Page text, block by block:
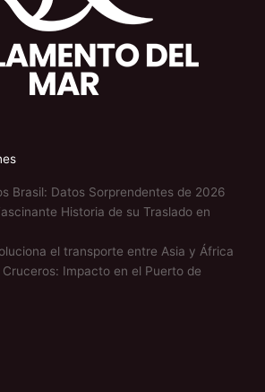
Brasil: Datos Sorprendentes de 2026
Historia de su Traslado en
el transporte entre Asia y África
Impacto en el Puerto de